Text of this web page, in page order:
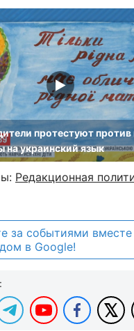
протестуют против
на украинский язык
Редакционная
за событиями вместе
в Google!